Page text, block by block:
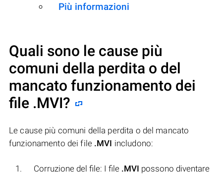
Più informazioni
Quali sono le cause più
comuni della perdita o del
mancato funzionamento dei
file .MVI?
Le cause più comuni della perdita o del mancato
funzionamento dei file .MVI includono:
Corruzione del file: I file .MVI possono diventare